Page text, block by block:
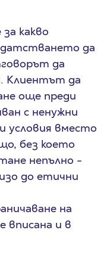
какво
да
да
Клиентът да
още преди
с ненужни
условия вместо
без което
непълно -
до етични
на
вписана и в